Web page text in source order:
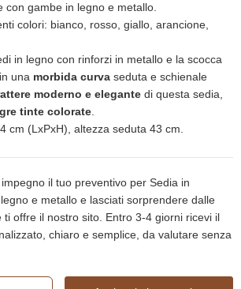
con gambe in legno e metallo.
colori: bianco, rosso, giallo, arancione,
in legno con rinforzi in metallo e la scocca
una morbida curva seduta e schienale
moderno e elegante di questa sedia,
tinte colorate.
cm (LxPxH), altezza seduta 43 cm.
il tuo preventivo per Sedia in
e metallo e lasciati sorprendere dalle
ti offre il nostro sito. Entro 3-4 giorni ricevi il
chiaro e semplice, da valutare senza